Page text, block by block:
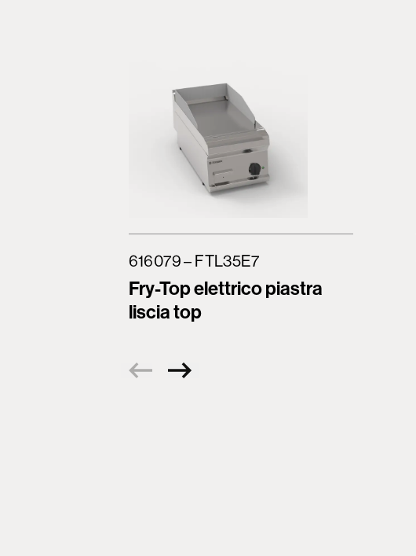
Fry-Top elettrico piastra
liscia top
616079 – FTL35E7